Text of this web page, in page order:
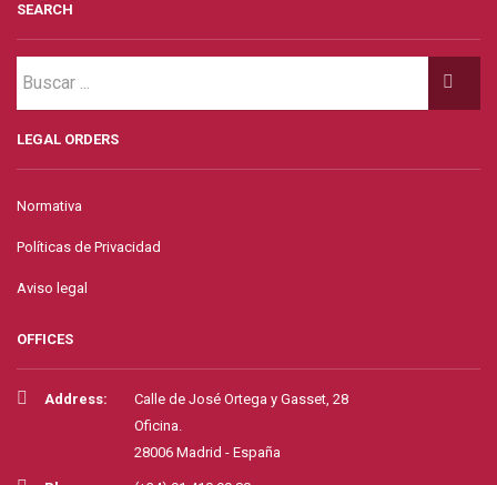
SEARCH
LEGAL ORDERS
Normativa
Políticas de Privacidad
Aviso legal
OFFICES
Address:
Calle de José Ortega y Gasset, 28
Oficina.
28006 Madrid - España